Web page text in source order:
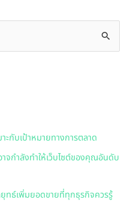
ะกับเป้าหมายทางการตลาด
จกำลังทำให้เว็บไซต์ของคุณอันดับ
ทธ์เพิ่มยอดขายที่ทุกธุรกิจควรรู้